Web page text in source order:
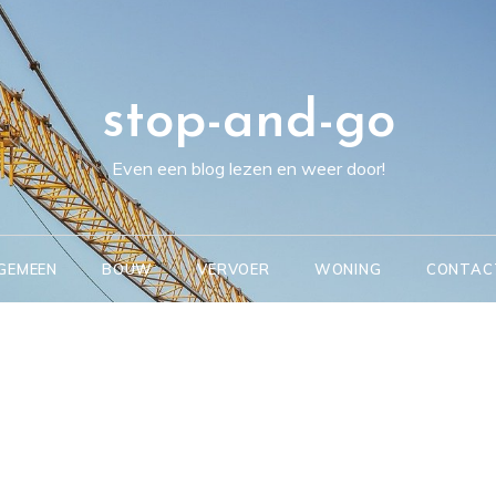
stop-and-go
Even een blog lezen en weer door!
BOUW VERVOER WONING